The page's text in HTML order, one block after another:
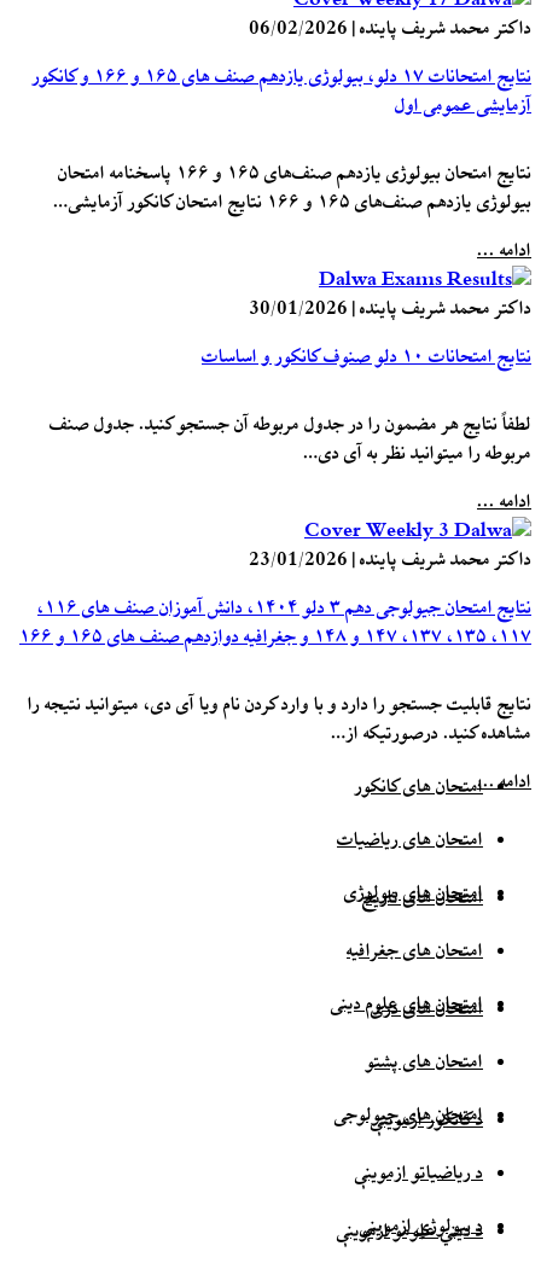
داکتر محمد شریف پاینده|
06/02/2026
نتایج امتحانات ۱۷ دلو، بیولوژی یازدهم صنف های ۱۶۵ و ۱۶۶ و کانکور
آزمایشی عمومی اول
نتایج امتحان بیولوژی یازدهم صنف‌های ۱۶۵ و ۱۶۶ پاسخنامه امتحان
بیولوژی یازدهم صنف‌های ۱۶۵ و ۱۶۶ نتایج امتحان کانکور آزمایشی…
ادامه ...
داکتر محمد شریف پاینده|
30/01/2026
نتایج امتحانات ۱۰ دلو صنوف کانکور و اساسات
لطفاً نتایج هر مضمون را در جدول مربوطه آن جستجو کنید. جدول صنف
مربوطه را میتوانید نظر به آی دی…
ادامه ...
داکتر محمد شریف پاینده|
23/01/2026
نتایج امتحان جیولوجی دهم ۳ دلو ۱۴۰۴، دانش آموزان صنف های ۱۱۶،
۱۱۷، ۱۳۵، ۱۳۷، ۱۴۷ و ۱۴۸ و جغرافیه دوازدهم صنف های ۱۶۵ و ۱۶۶
نتایج قابلیت جستجو را دارد و با وارد کردن نام ویا آی دی، میتوانید نتیجه را
مشاهده کنید. درصورتیکه از…
ادامه ...امتحان های کانکور
امتحان های ریاضیات
امتحان های بیولوژی
امتحان های تاریخ
امتحان های جغرافیه
امتحان های علوم دینی
امتحان های دری
امتحان های پشتو
امتحان های جیولوجی
د کانکور ازموینې
د ریاضیاتو ازموینې
د بیولوژي ازموینې
د دیني علومو ازموینې